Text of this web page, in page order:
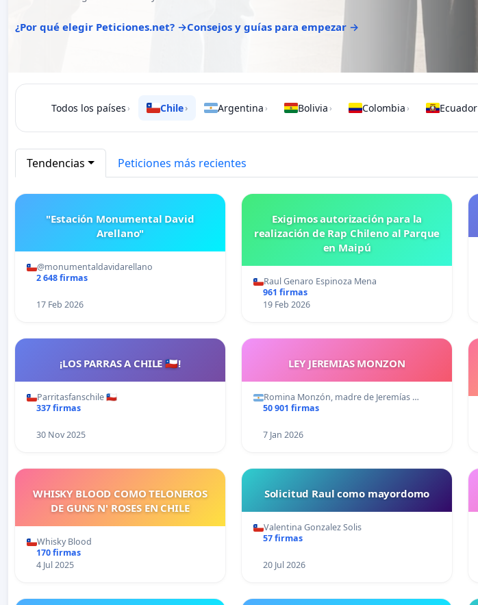
¿Por qué elegir Peticiones.net? →Consejos y guías para empezar →
Todos los países › Chile› Argentina › Bolivia › Colombia › Ecuador
Tendencias Peticiones más recientes
"Estación Monumental David
Arellano"
@monumentaldavidarellano
2 648 firmas
17 Feb 2026
Exigimos autorización para la
realización de Rap Chileno al Parque
en Maipú
Raul Genaro Espinoza Mena
961 firmas
19 Feb 2026
¡LOS PARRAS A CHILE 🇨🇱!
Parritasfanschile 🇨🇱
337 firmas
30 Nov 2025
LEY JEREMIAS MONZON
Romina Monzón, madre de Jeremías …
50 901 firmas
7 Jan 2026
WHISKY BLOOD COMO TELONEROS
DE GUNS N' ROSES EN CHILE
Whisky Blood
170 firmas
4 Jul 2025
Solicitud Raul como mayordomo
Valentina Gonzalez Solis
57 firmas
20 Jul 2026